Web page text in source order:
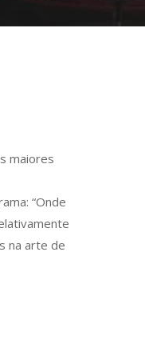
maiores
“Onde
na arte de